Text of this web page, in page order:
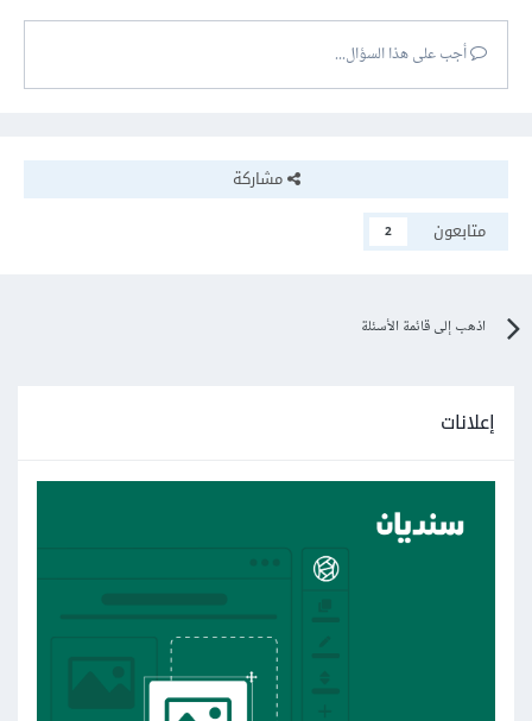
أجب على هذا السؤال...
مشاركة
متابعون
2
اذهب إلى قائمة الأسئلة
إعلانات